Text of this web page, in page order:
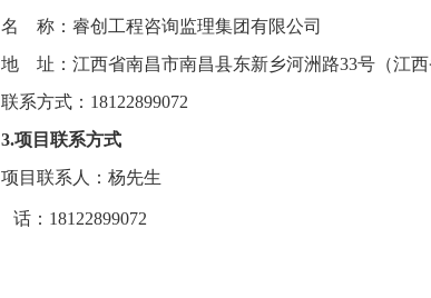
名
称： 睿创工程咨询监理集团有限公司
地
址： 江西省南昌市南昌县东新乡河洲路33号（江
联系方式： 18122899072
3.项目联系方式
项目联系人： 杨先生
话： 18122899072